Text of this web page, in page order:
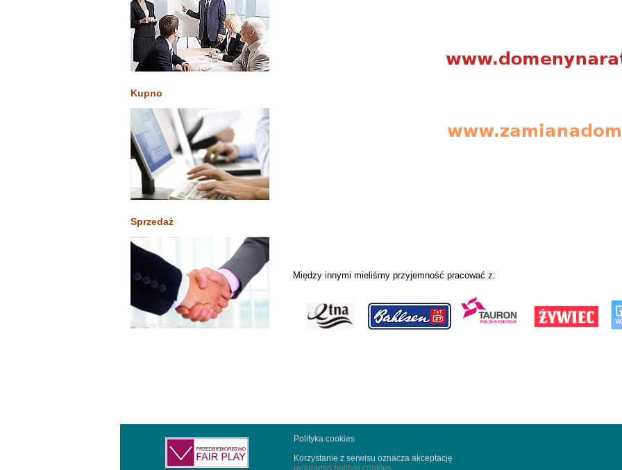
Kupno
Sprzedaż
Między innymi mieliśmy przyjemność pracować z:
Polityka cookies
Korzystanie z serwisu oznacza akceptację
regulamin polityki cookies